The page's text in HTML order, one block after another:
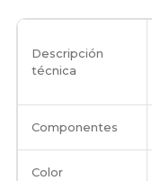
cantidad
Descripción
técnica
Componentes
Color